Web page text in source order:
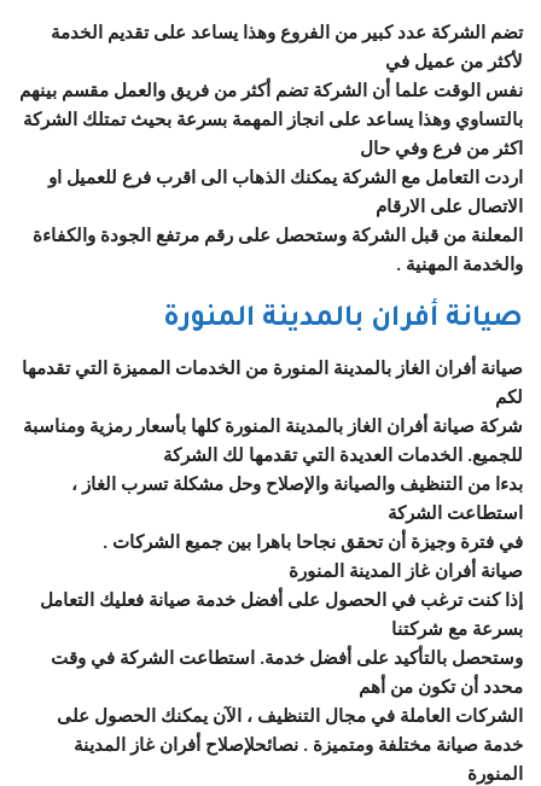
تضم الشركة عدد كبير من الفروع وهذا يساعد على تقديم الخدمة
لأكثر من عميل في
نفس الوقت علما أن الشركة تضم أكثر من فريق والعمل مقسم بينهم
بالتساوي وهذا يساعد على انجاز المهمة بسرعة بحيث تمتلك الشركة
اكثر من فرع وفي حال
اردت التعامل مع الشركة يمكنك الذهاب الى اقرب فرع للعميل او
الاتصال على الارقام
المعلنة من قبل الشركة وستحصل على رقم مرتفع الجودة والكفاءة
والخدمة المهنية .
صيانة أفران بالمدينة المنورة
صيانة أفران الغاز بالمدينة المنورة من الخدمات المميزة التي تقدمها
لكم
شركة صيانة أفران الغاز بالمدينة المنورة كلها بأسعار رمزية ومناسبة
للجميع. الخدمات العديدة التي تقدمها لك الشركة
بدءا من التنظيف والصيانة والإصلاح وحل مشكلة تسرب الغاز ،
استطاعت الشركة
في فترة وجيزة أن تحقق نجاحا باهرا بين جميع الشركات .
صيانة أفران غاز المدينة المنورة
إذا كنت ترغب في الحصول على أفضل خدمة صيانة فعليك التعامل
بسرعة مع شركتنا
وستحصل بالتأكيد على أفضل خدمة. استطاعت الشركة في وقت
محدد أن تكون من أهم
الشركات العاملة في مجال التنظيف ، الآن يمكنك الحصول على
خدمة صيانة مختلفة ومتميزة . نصائحلإصلاح أفران غاز المدينة
المنورة